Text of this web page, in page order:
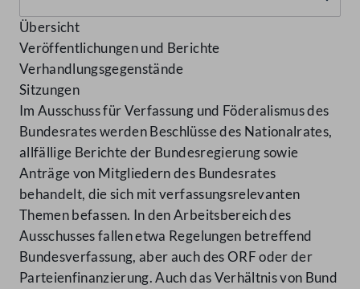
Übersicht
Veröffentlichungen und Berichte
Verhandlungsgegenstände
Sitzungen
Im Ausschuss für Verfassung und Föderalismus des
Bundesrates werden Beschlüsse des Nationalrates,
allfällige Berichte der Bundesregierung sowie
Anträge von Mitgliedern des Bundesrates
behandelt, die sich mit verfassungsrelevanten
Themen befassen. In den Arbeitsbereich des
Ausschusses fallen etwa Regelungen betreffend
Bundesverfassung, aber auch des ORF oder der
Parteienfinanzierung. Auch das Verhältnis von Bund